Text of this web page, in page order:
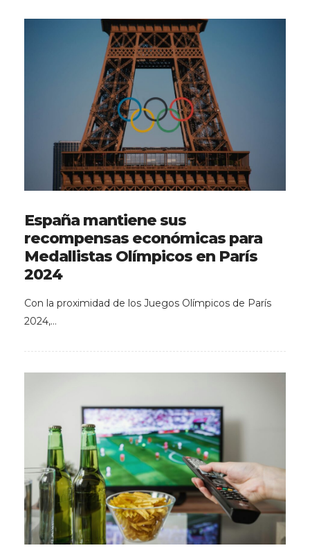
España mantiene sus
recompensas económicas para
Medallistas Olímpicos en París
2024
Con la proximidad de los Juegos Olímpicos de París
2024,…